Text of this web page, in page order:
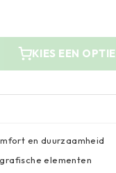
KIES EEN OPTIE
en duurzaamheid
elementen